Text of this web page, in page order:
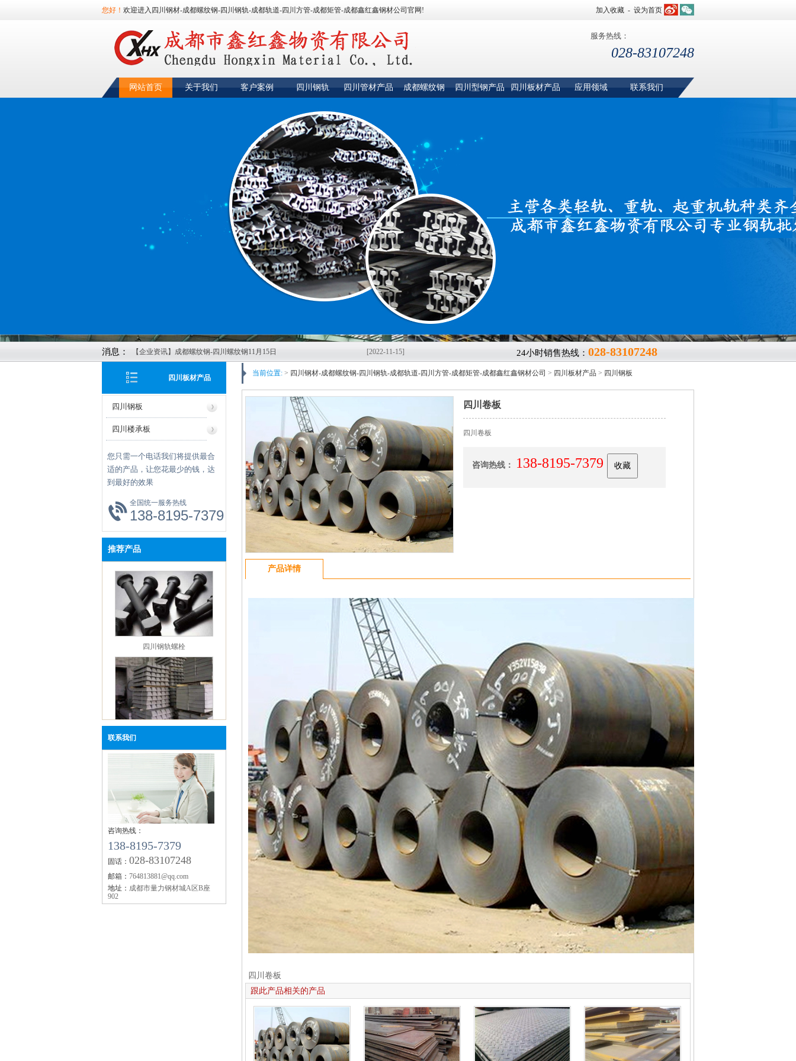
加入收藏 - 设为首页
您好！ 欢迎进入四川钢材-成都螺纹钢-四川钢轨-成都轨道-四川方管-成都矩管-成都鑫红鑫钢材公司官网!
服务热线：
028-83107248
网站首页 关于我们 客户案例 四川钢轨 四川管材产品 成都螺纹钢 四川型钢产品 四川板材产品 应用领域 联系我们
24小时销售热线： 028-83107248
消息：
【企业资讯】成都螺纹钢-四川螺纹钢11月15日
[2022-11-15]
【企业资讯】四川钢材-成都螺纹钢-四川钢轨-
成都轨道-四川方管-成都矩管鑫红鑫2022年11月
8日报价
[2022-11-04]
【企业资讯】成都螺纹钢发布2022年10月27日
最新价格
[2022-10-27]
【企业资讯】四川H型钢-成都H型钢-成都市鑫
[2022-10-14]
【企业资讯】四川钢轨：美酝酿刺激计划稳经
济
[2020-03-11]
【企业资讯】四川钢轨：淡水河谷官方发文通
报与冠状病毒爆发有关的发展情况
[2020-03-14]
【新闻中心】四川钢轨：本周钢铁市场还有下
跌空间
[2020-03-10]
【企业资讯】成都市鑫红鑫年会观点回顾——
钢铁篇
[2019-12-19]
【企业资讯】四川钢轨杨坤：2019年1-11月全国
一般公共预算支出同比增长7.7%
[2019-12-17]
【企业资讯】成都鑫红鑫钢轨：12月京津冀施
工企业建材采购量环比降8.49%
[2019-12-16]
【企业资讯】四川钢轨：钢铁行业下游一周动
态及点评（20191215）
[2019-12-15]
【企业资讯】四川钢轨：2020年钢价仍处于下
跌通道中
[2019-12-14]
【企业资讯】成都钢轨：河北省启动区域一重
污染天气Ⅱ级应急响应
[2019-12-05]
【企业资讯】四川钢轨：如何保障海外铁矿石
资源的稳定供应？
[2019-12-05]
【企业资讯】四川钢轨：2019年11月12日唐山
钢市快报
[2019-11-12]
【企业资讯】成都钢轨：机械行业10月挖掘机
销量同比增11.5%
[2019-11-09]
【企业资讯】四川钢轨：2019年10月全国钢厂
生产成本调研报告
[2019-11-09]
【企业资讯】今年秋冬大气污染攻坚较去年有
何调整？生态环境部回应
[2019-09-20]
【企业资讯】工银国际：市场对美联储降息预
四川板材产品
四川钢板
四川楼承板
您只需一个电话我们将提供最合
适的产品，让您花最少的钱，达
到最好的效果
全国统一服务热线
138-8195-7379
推荐产品
四川钢轨螺栓
联系我们
咨询热线：
138-8195-7379
固话： 028-83107248
邮箱： 764813881@qq.com
地址： 成都市量力钢材城A区B座
902
当前位置: > 四川钢材-成都螺纹钢-四川钢轨-成都轨道-四川方管-成都矩管-成都鑫红鑫钢材公司 > 四川板材产品 > 四川钢板
四川卷板
四川卷板
咨询热线： 138-8195-7379
产品详情
四川卷板
跟此产品相关的产品